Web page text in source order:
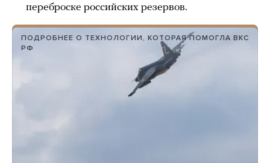
переброске российских резервов.
ПОДРОБНЕЕ О ТЕХНОЛОГИИ, КОТОРАЯ ПОМОГЛА ВКС
РФ